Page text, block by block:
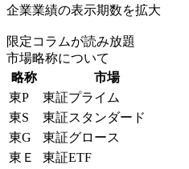
企業業績の表示期数を拡大
限定コラムが読み放題
市場略称について
略称
市場
東P
東証プライム
東S
東証スタンダード
東G
東証グロース
東Ｅ
東証ETF